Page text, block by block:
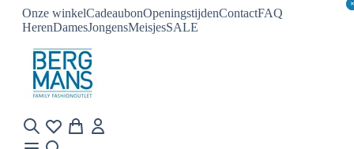
Onze winkelCadeaubonOpeningstijdenContactFAQ
HerenDamesJongensMeisjesSALE
×
×